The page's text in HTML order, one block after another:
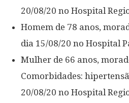
20/08/20 no Hospital
Homem de 78 anos,
dia 15/08/20 no Hospital
Mulher de 66 anos,
Comorbidades:
20/08/20 no Hospital